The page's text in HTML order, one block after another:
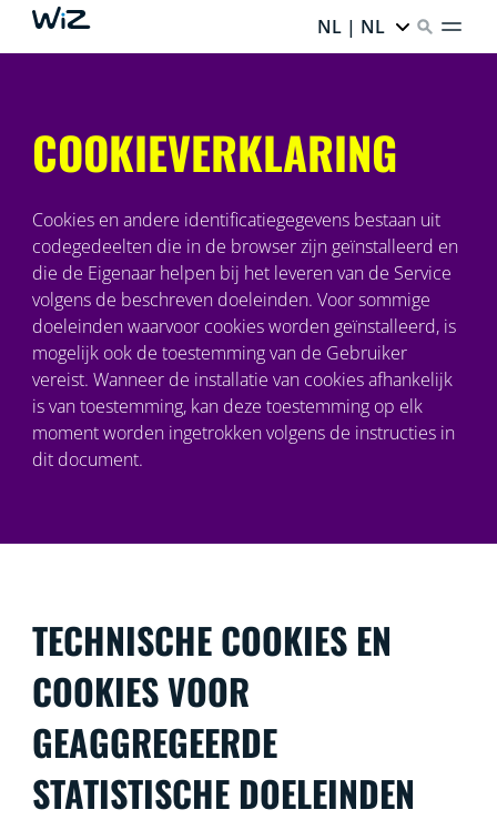
NL | NL
COOKIEVERKLARING
Cookies en andere identificatiegegevens bestaan uit
codegedeelten die in de browser zijn geïnstalleerd en
die de Eigenaar helpen bij het leveren van de Service
volgens de beschreven doeleinden. Voor sommige
doeleinden waarvoor cookies worden geïnstalleerd, is
mogelijk ook de toestemming van de Gebruiker
vereist. Wanneer de installatie van cookies afhankelijk
is van toestemming, kan deze toestemming op elk
moment worden ingetrokken volgens de instructies in
dit document.
TECHNISCHE COOKIES EN
COOKIES VOOR
GEAGGREGEERDE
STATISTISCHE DOELEINDEN